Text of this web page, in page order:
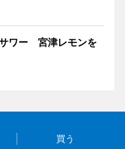
ワー 宮津レモンを
買う